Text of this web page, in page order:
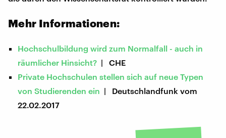
Mehr Informationen:
Hochschulbildung wird zum Normalfall - auch in
räumlicher Hinsicht? | CHE
Private Hochschulen stellen sich auf neue Typen
von Studierenden ein | Deutschlandfunk vom
22.02.2017